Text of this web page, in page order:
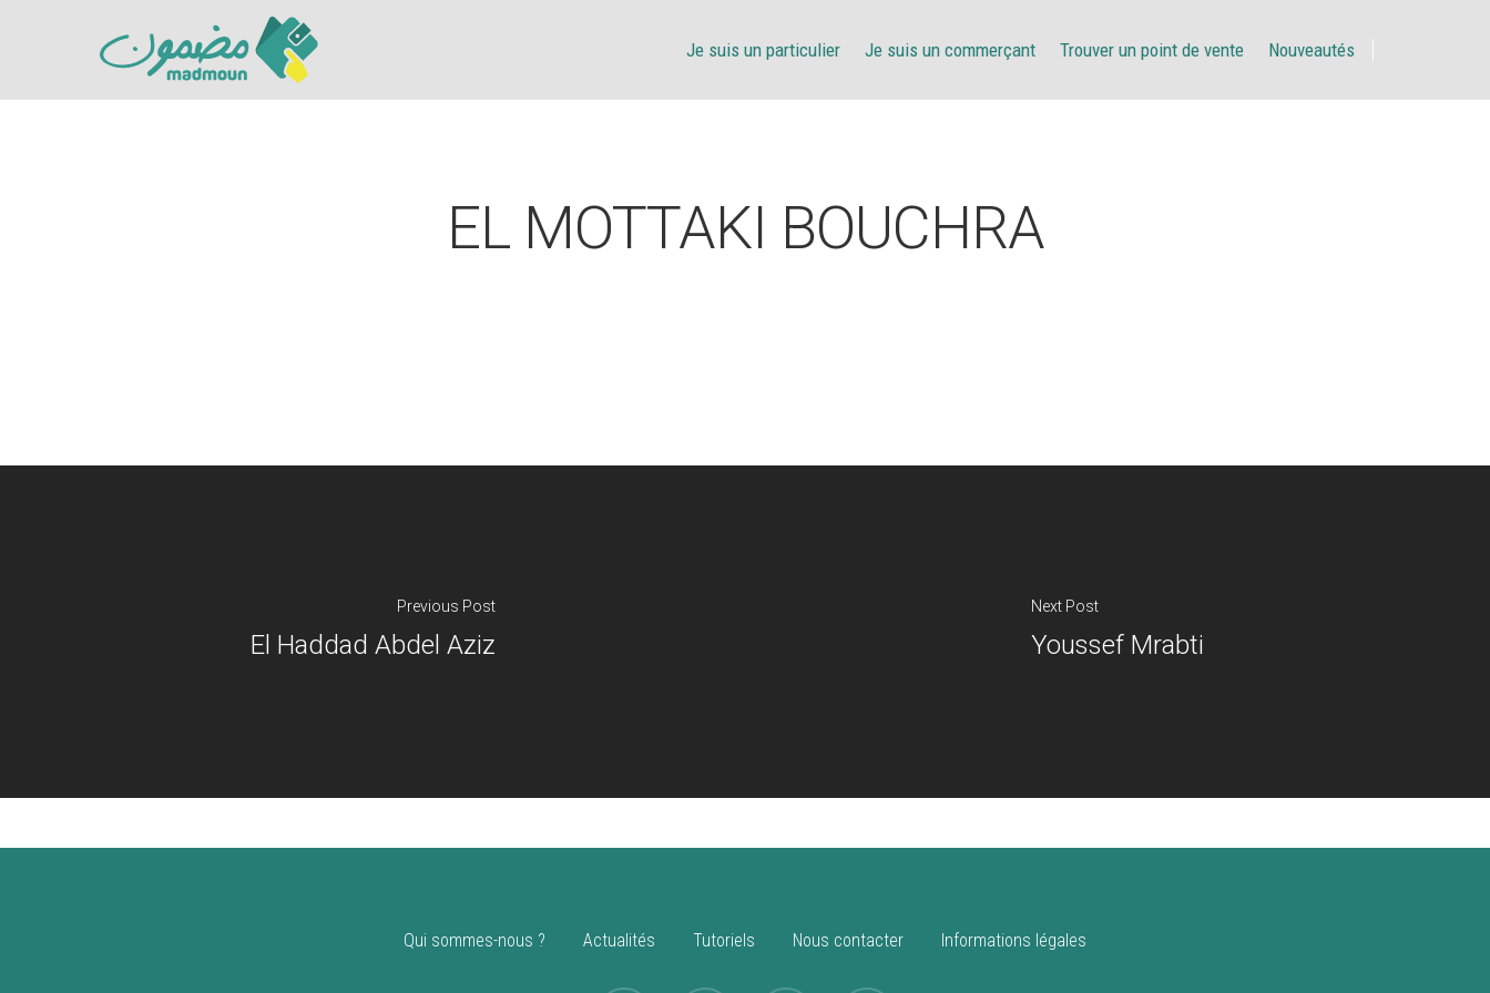
Je suis un particulier Je suis un commerçant Trouver un point de vente Nouveautés
EL MOTTAKI BOUCHRA
Previous Post
El Haddad Abdel Aziz
Next Post
Youssef Mrabti
Qui sommes-nous ? Actualités Tutoriels Nous contacter Informations légales